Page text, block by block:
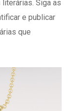
Siga as
e publicar
que